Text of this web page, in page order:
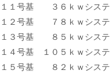
１１号基 ３６ｋｗシス
１２号基 ７８ｋｗシス
１３号基 ８５ｋｗシス
１４号基 １０５ｋｗシス
１５号基 ８２ｋｗシス